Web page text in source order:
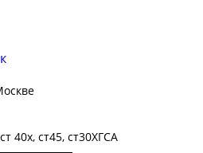
40х, ст45, ст30ХГСА